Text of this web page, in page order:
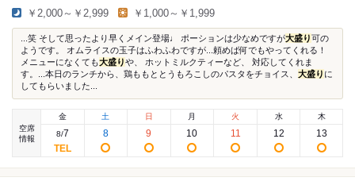
￥2,000～￥2,999 ￥1,000～￥1,999
...笑 そして思ったより早くメイン登場♩ ポーションは少なめですが大盛り可の
ようです。 オムライスの玉子はふわふわですが...頼めば何でもやってくれる！
メニューになくても大盛りや、 ホットミルクティーなど、 対応してくれま
す。...本日のランチから、鶏ももととうもろこしのパスタをチョイス、 大盛り に
してもらいました...
空席
情報
金
8/7
土
8
日
9
月
10
火
11
水
12
木
13